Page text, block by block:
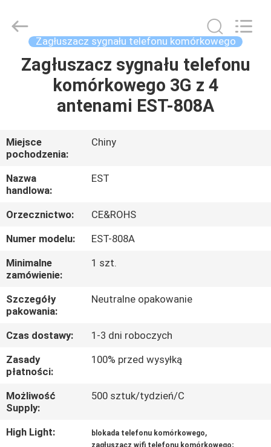
DOM
PRODUKTY
WIDEO
O
NAS
WYCIECZKA
PO
FABRYCE
KONTROLA
JAKOŚCI
SKONTAKTUJ
SIĘ
NAMI
ELECTRONICS(HK)
CO.,LTD.
Zagłuszacz sygnału telefonu komórkowego
Zagłuszacz sygnału telefonu
komórkowego 3G z 4
antenami EST-808A
Miejsce
pochodzenia:
Chiny
Nazwa
handlowa:
EST
Orzecznictwo:
CE&ROHS
Numer modelu:
EST-808A
Minimalne
zamówienie:
1 szt.
Szczegóły
pakowania:
Neutralne opakowanie
Czas dostawy:
1-3 dni roboczych
Zasady
płatności:
100% przed wysyłką
Możliwość
Supply:
500 sztuk/tydzień/C
High Light: blokada telefonu komórkowego,